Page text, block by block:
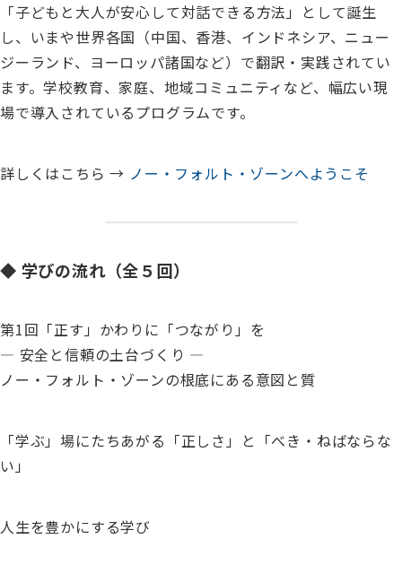
「子どもと大人が安心して対話できる方法」として誕生
し、いまや世界各国（中国、香港、インドネシア、ニュー
ジーランド、ヨーロッパ諸国など）で翻訳・実践されてい
ます。学校教育、家庭、地域コミュニティなど、幅広い現
場で導入されているプログラムです。
詳しくはこちら → ノー・フォルト・ゾーンへようこそ
◆ 学びの流れ（全５回）
第1回「正す」かわりに「つながり」を
― 安全と信頼の土台づくり ―
ノー・フォルト・ゾーンの根底にある意図と質
「学ぶ」場にたちあがる「正しさ」と「べき・ねばならな
い」
人生を豊かにする学び